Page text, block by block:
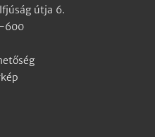
útja 6.
600